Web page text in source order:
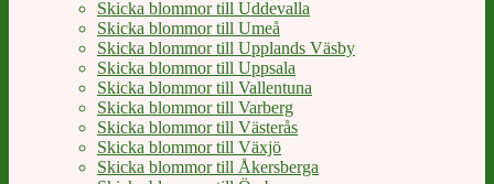
Skicka blommor till Uddevalla
Skicka blommor till Umeå
Skicka blommor till Upplands Väsby
Skicka blommor till Uppsala
Skicka blommor till Vallentuna
Skicka blommor till Varberg
Skicka blommor till Västerås
Skicka blommor till Växjö
Skicka blommor till Åkersberga